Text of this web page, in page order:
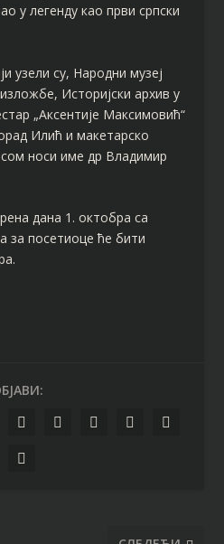
у легенду као први српски
узели су, Народни музеј
Историјски архив у
„Аксентије Максимовић“
Илић и макетарско
носи име др Владимир
дана 1. октобра са
за посетиоце ће бити